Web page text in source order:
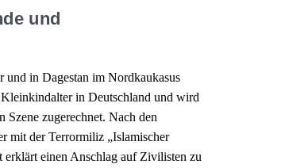
und
und in Dagestan im Nordkaukasus
in Deutschland und wird
Szene zugerechnet. Nach den
mit der Terrormiliz „Islamischer
erklärt einen Anschlag auf Zivilisten zu